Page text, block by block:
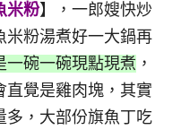
米粉】，一郎嫂快炒
米粉湯煮好一大鍋再
一碗一碗現點現煮 ，
直覺是雞肉塊，其實
多，大部份旗魚丁吃